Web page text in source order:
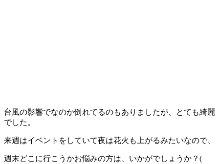
台風の影響でなのか倒れてるのもありましたが、とても綺麗
でした。
来週はイベントをしていて夜は花火も上がるみたいなので、
週末どこに行こうかお悩みの方は、いかがでしょうか？(